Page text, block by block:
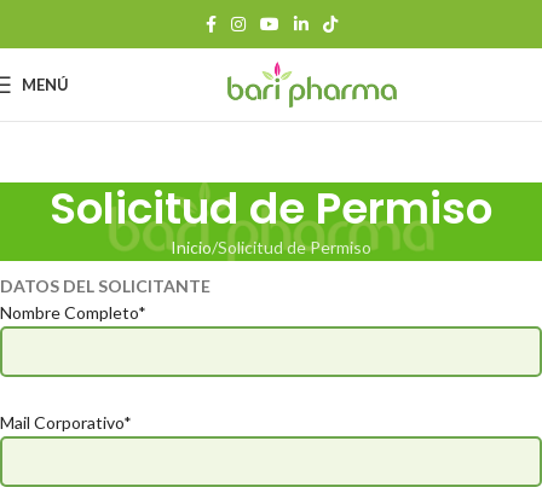
MENÚ
Solicitud de Permiso
Inicio Solicitud de Permiso
DATOS DEL SOLICITANTE
Nombre Completo*
Mail Corporativo*